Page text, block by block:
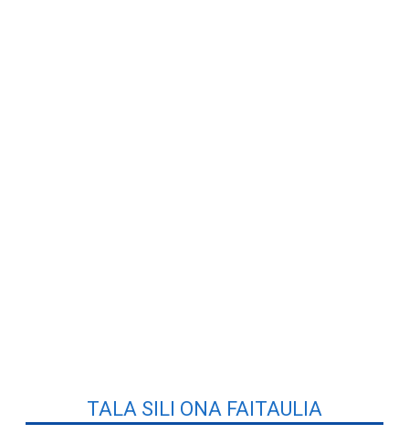
TALA SILI ONA FAITAULIA